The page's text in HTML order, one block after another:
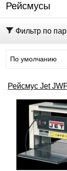
Рейсмусы
Фильтр по
По умолчанию
Рейсмус Jet